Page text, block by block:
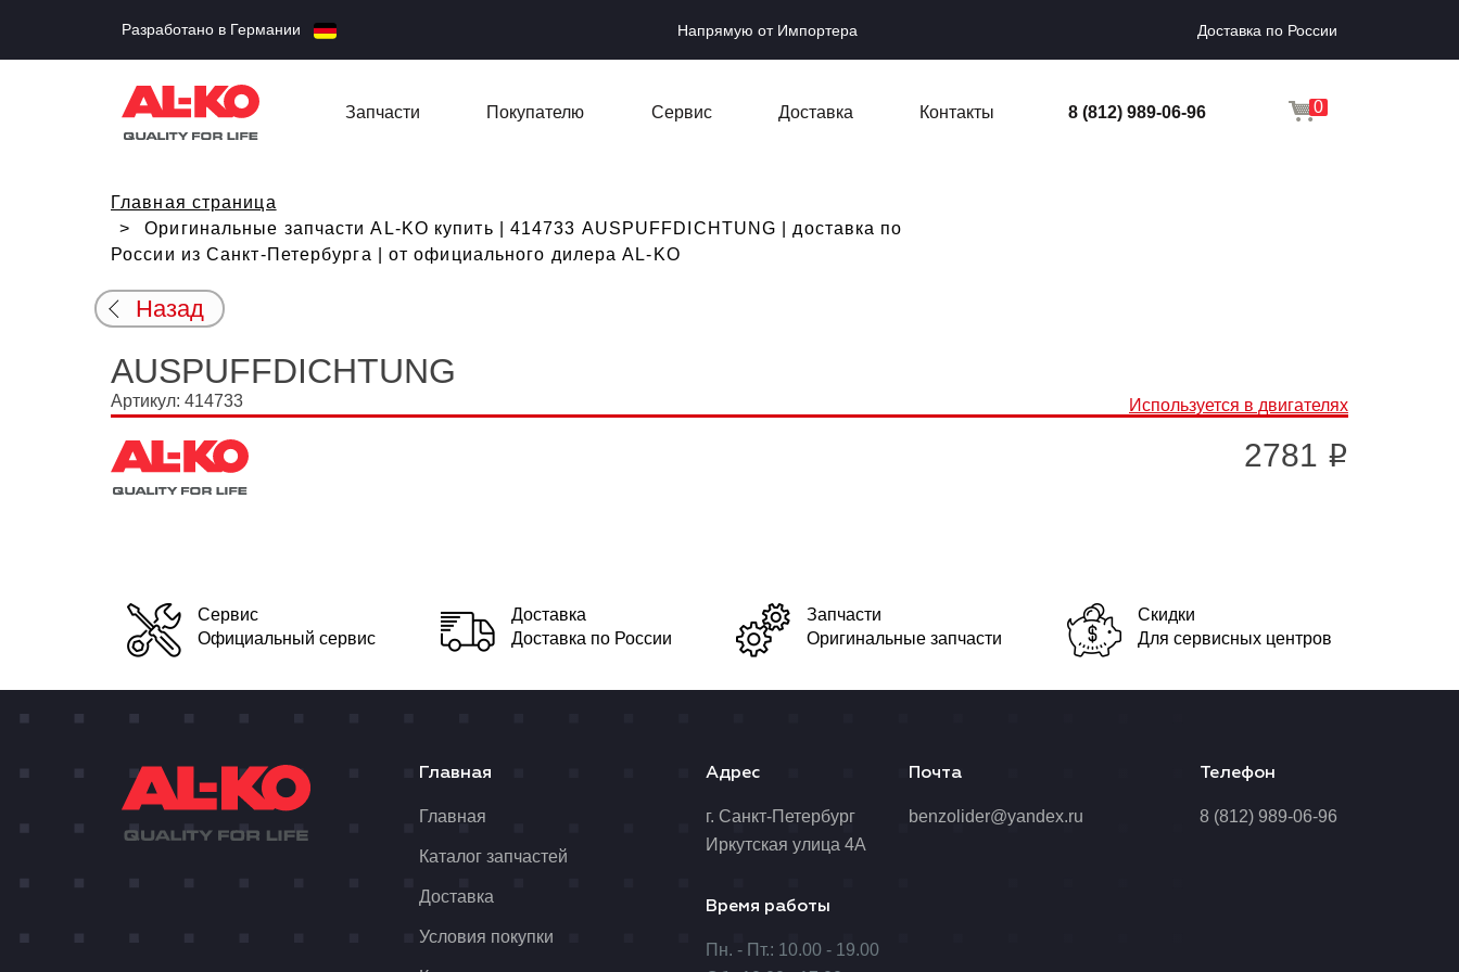
Разработано в Германии Напрямую от Импортера Доставка по России
Запчасти Покупателю Сервис Доставка Контакты 8 (812) 989-06-96 0
Главная страница
Оригинальные запчасти AL-KO купить | 414733 AUSPUFFDICHTUNG | доставка по
России из Санкт-Петербурга | от официального дилера AL-KO
Назад
AUSPUFFDICHTUNG
Артикул: 414733 Используется в двигателях
2781 i
Сервис
Официальный сервис
Доставка
Доставка по России
Запчасти
Оригинальные запчасти
Скидки
Для сервисных центров
Главная
Главная
Каталог запчастей
Доставка
Условия покупки
Адрес
г. Санкт-Петербург
Иркутская улица 4А
Время работы
Пн. - Пт.: 10.00 - 19.00
Почта
benzolider@yandex.ru
Телефон
8 (812) 989-06-96